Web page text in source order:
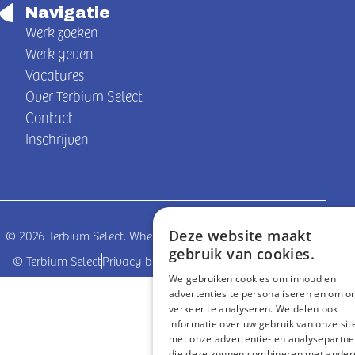
Navigatie
Werk zoeken
Werk geven
Vacatures
Over Terbium Select
Contact
Inschrijven
© 2026 Terbium Select. Where experience meets opportunities
© Terbium SelectPrivacy beleidcoded by
Deze website maakt
gebruik van cookies.
We gebruiken cookies om inhoud en
advertenties te personaliseren en om
verkeer te analyseren. We delen ook
informatie over uw gebruik van onze
met onze advertentie- en